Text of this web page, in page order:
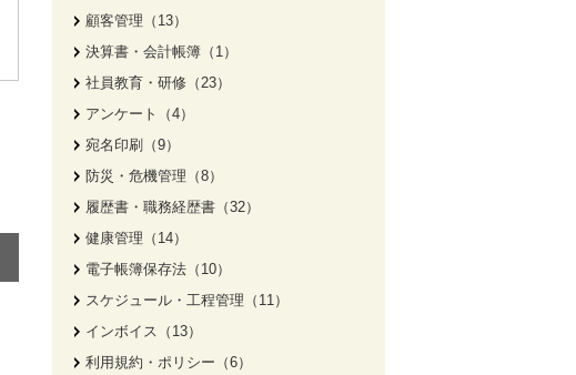
顧客管理（13）
決算書・会計帳簿（1）
社員教育・研修（23）
アンケート（4）
宛名印刷（9）
防災・危機管理（8）
履歴書・職務経歴書（32）
健康管理（14）
電子帳簿保存法（10）
スケジュール・工程管理（11）
インボイス（13）
利用規約・ポリシー（6）